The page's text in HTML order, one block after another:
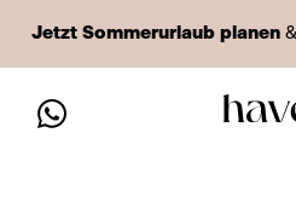
Jetzt Sommerurlaub planen